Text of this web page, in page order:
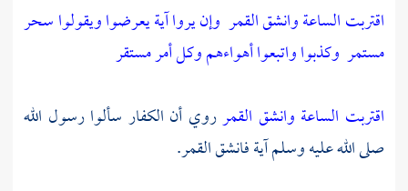
اقتربت الساعة وانشق القمر وإن يروا آية يعرضوا ويقولوا سحر
مستمر وكذبوا واتبعوا أهواءهم وكل أمر مستقر
اقتربت الساعة وانشق القمرروي أن الكفار سألوا رسول الله
صلى الله عليه وسلم آية فانشق القمر.